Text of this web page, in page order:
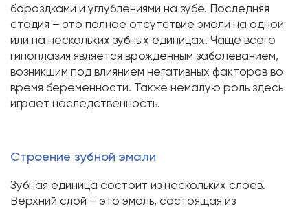
бороздками и углублениями на зубе. Последняя
стадия – это полное отсутствие эмали на одной
или на нескольких зубных единицах. Чаще всего
гипоплазия является врожденным заболеванием,
возникшим под влиянием негативных факторов во
время беременности. Также немалую роль здесь
играет наследственность.
Строение зубной эмали
Зубная единица состоит из нескольких слоев.
Верхний слой – это эмаль, состоящая из